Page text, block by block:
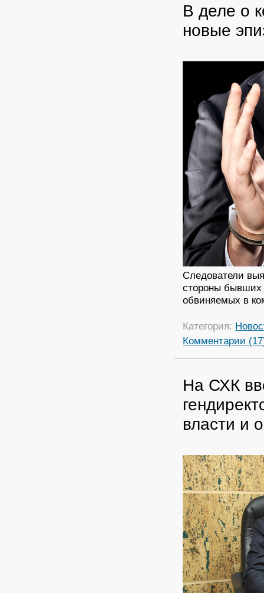
В деле о
новые
Следователи
стороны бывших
обвиняемых в
Категория:
Комментарии
На СХК
власти и